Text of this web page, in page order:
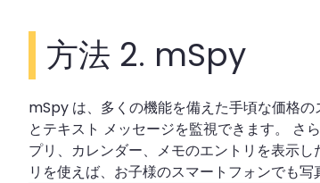
方法 2. mSpy
mSpy は、多くの機能を備えた手頃な価格
とテキスト メッセージを監視できます。 さ
プリ、カレンダー、メモのエントリを表示
リを使えば、お子様のスマートフォンでも写